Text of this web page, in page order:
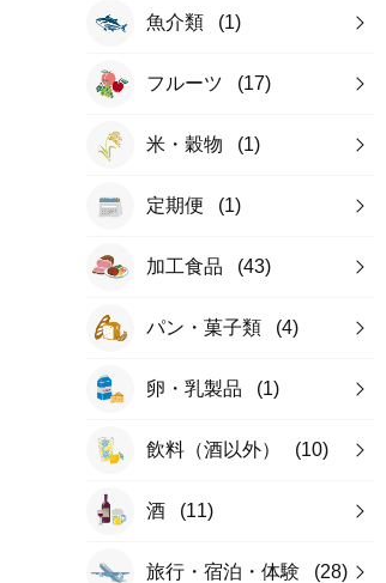
魚介類 (1)
フルーツ (17)
米・穀物 (1)
定期便 (1)
加工食品 (43)
パン・菓子類 (4)
卵・乳製品 (1)
飲料（酒以外） (10)
酒 (11)
旅行・宿泊・体験 (28)